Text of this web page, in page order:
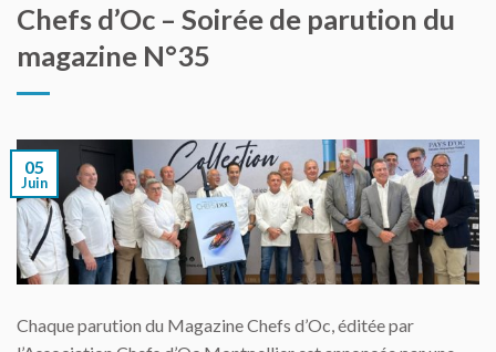
Chefs d’Oc – Soirée de parution du
magazine N°35
05
Juin
Chaque parution du Magazine Chefs d’Oc, éditée par